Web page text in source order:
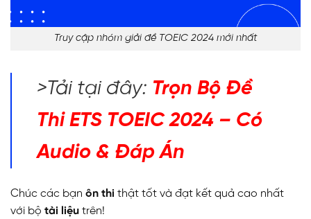
Truy cập nhóm giải đề TOEIC 2024 mới nhất
>Tải tại đây: Trọn Bộ Đề
Thi ETS TOEIC 2024 – Có
Audio & Đáp Án
Chúc các bạn ôn thi thật tốt và đạt kết quả cao nhất
với bộ tài liệu trên!